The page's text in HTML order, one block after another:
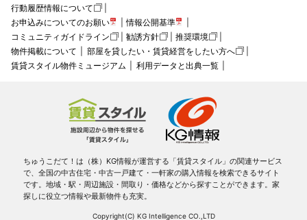
行動履歴情報について
お申込みについてのお願い
情報公開基準
コミュニティガイドライン
勧誘方針
推奨環境
物件掲載について
部屋を貸したい・賃貸経営をしたい方へ
賃貸スタイル物件ミュージアム
利用データと出典一覧
ちゅうこだて！は（株）KG情報が運営する「賃貸スタイル」の関連サービス
で、全国の中古住宅・中古一戸建て・一軒家の購入情報を検索できるサイト
です。地域・駅・周辺施設・間取り・価格などから探すことができます。家
探しに役立つ情報や最新物件も充実。
Copyright(C) KG Intelligence CO.,LTD